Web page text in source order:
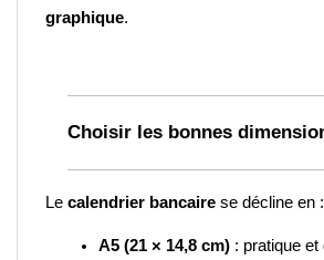
graphique.
Choisir les bonnes
Le calendrier bancaire se décline en :
A5 (21 × 14,8 cm) : pratique et